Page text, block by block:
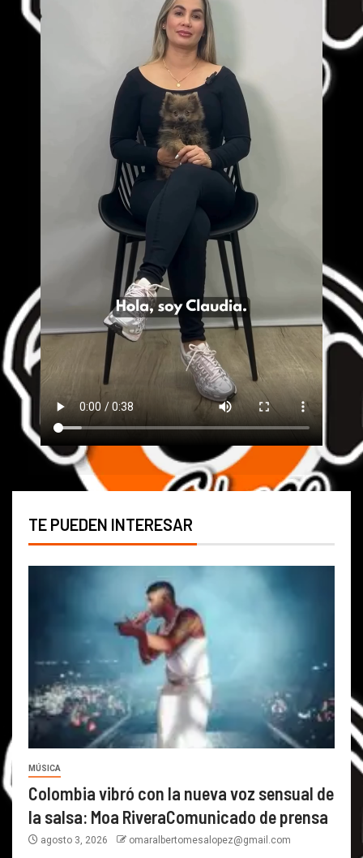
TE PUEDEN INTERESAR
MÚSICA
Colombia vibró con la nueva voz sensual de
la salsa: Moa RiveraComunicado de prensa
agosto 3, 2026 omaralbertomesalopez@gmail.com